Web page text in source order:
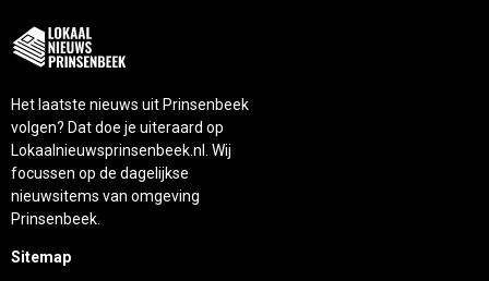
Het laatste nieuws uit Prinsenbeek
volgen? Dat doe je uiteraard op
Lokaalnieuwsprinsenbeek.nl. Wij
focussen op de dagelijkse
nieuwsitems van omgeving
Prinsenbeek.
Sitemap